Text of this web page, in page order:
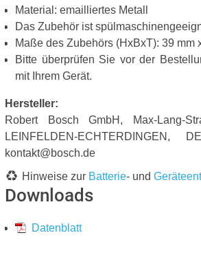
Material: emailliertes Metall
Das Zubehör ist
Maße des Zubehörs (HxBxT): 39 mm
Bitte überprüfen Sie vor der
mit Ihrem Gerät.
Hersteller:
Robert Bosch GmbH, Max-Lang-
LEINFELDEN-ECHTERDINGEN,
kontakt@bosch.de
Hinweise zur Batterie- und
Downloads
Datenblatt